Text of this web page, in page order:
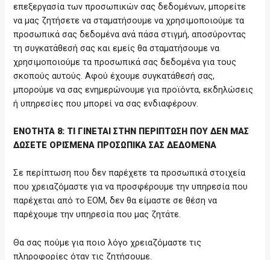
επεξεργασία των προσωπικών σας δεδομένων, μπορείτε
να μας ζητήσετε να σταματήσουμε να χρησιμοποιούμε τα
προσωπικά σας δεδομένα ανά πάσα στιγμή, αποσύροντας
τη συγκατάθεσή σας και εμείς θα σταματήσουμε να
χρησιμοποιούμε τα προσωπικά σας δεδομένα για τους
σκοπούς αυτούς. Αφού έχουμε συγκατάθεσή σας,
μπορούμε να σας ενημερώνουμε για προϊόντα, εκδηλώσεις
ή υπηρεσίες που μπορεί να σας ενδιαφέρουν.
ΕΝΟΤΗΤΑ 8: ΤΙ ΓΙΝΕΤΑΙ ΣΤΗΝ ΠΕΡΙΠΤΩΣΗ ΠΟΥ ΔΕΝ ΜΑΣ
ΔΩΣΕΤΕ ΟΡΙΣΜΕΝΑ ΠΡΟΣΩΠΙΚΑ ΣΑΣ ΔΕΔΟΜΕΝΑ
Σε περίπτωση που δεν παρέχετε τα προσωπικά στοιχεία
που χρειαζόμαστε για να προσφέρουμε την υπηρεσία που
παρέχεται από το ΕΟΜ, δεν θα είμαστε σε θέση να
παρέχουμε την υπηρεσία που μας ζητάτε.
Θα σας πούμε για ποιο λόγο χρειαζόμαστε τις
πληροφορίες όταν τις ζητήσουμε.